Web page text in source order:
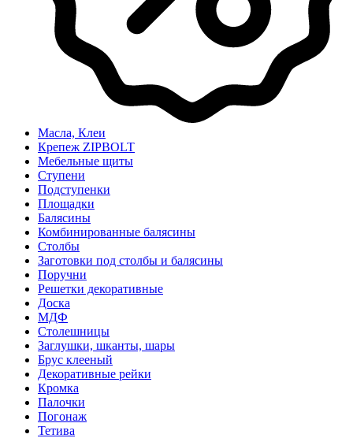
Масла, Клеи
Крепеж ZIPBOLT
Мебельные щиты
Ступени
Подступенки
Площадки
Балясины
Комбинированные балясины
Столбы
Заготовки под столбы и балясины
Поручни
Решетки декоративные
Доска
МДФ
Столешницы
Заглушки, шканты, шары
Брус клееный
Декоративные рейки
Кромка
Палочки
Погонаж
Тетива